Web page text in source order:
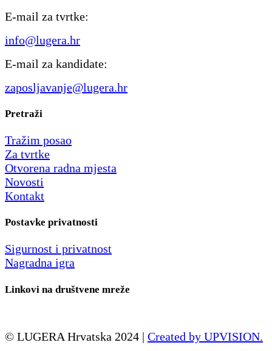
E-mail za tvrtke:
info@lugera.hr
E-mail za kandidate:
zaposljavanje@lugera.hr
Pretraži
Tražim posao
Za tvrtke
Otvorena radna mjesta
Novosti
Kontakt
Postavke privatnosti
Sigurnost i privatnost
Nagradna igra
Linkovi na društvene mreže
© LUGERA Hrvatska 2024 | Created by UPVISION.